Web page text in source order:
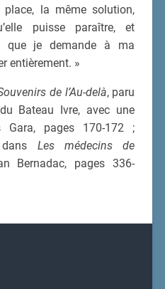
la même solution,
puisse paraître, et
que je demande à ma
entièrement. »
de l’Au-delà, paru
Bateau Ivre, avec une
Gara, pages 170-172 ;
dans Les médecins de
Bernadac, pages 336-